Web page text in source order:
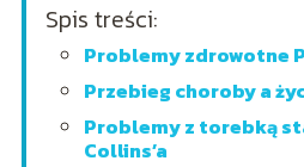
Spis treści:
Problemy zdrowotne
Przebieg choroby a
Problemy z torebką
Collins’a